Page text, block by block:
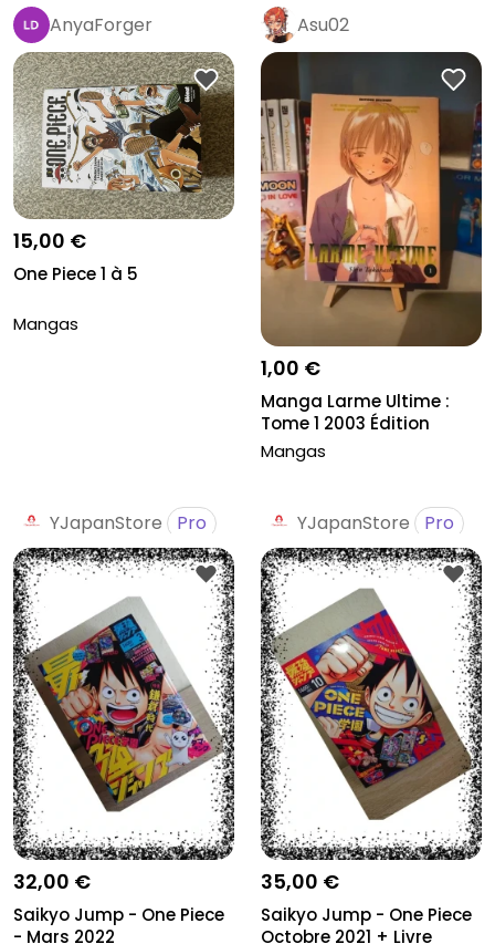
AnyaForger
15,00 €
One Piece 1 à 5
Mangas
Asu02
1,00 €
Manga Larme Ultime :
Tome 1 2003 Édition
Delcourt
Mangas
YJapanStore Pro
32,00 €
Saikyo Jump - One Piece
- Mars 2022
YJapanStore Pro
35,00 €
Saikyo Jump - One Piece
Octobre 2021 + Livre